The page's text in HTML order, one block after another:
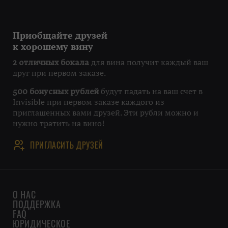
Приобщайте друзей
к хорошему вину
2 отличных бокала для вина получит каждый ваш
друг при первом заказе.
500 бонусных рублей будут падать на ваш счет в
Invisible при первом заказе каждого из
приглашенных вами друзей. Эти рубли можно и
нужно тратить на вино!
ПРИГЛАСИТЬ ДРУЗЕЙ
О НАС
ПОДДЕРЖКА
FAQ
ЮРИДИЧЕСКОЕ